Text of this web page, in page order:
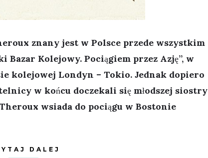
znany jest w Polsce przede wszystkim
Kolejowy. Pociągiem przez Azję”, w
kolejowej Londyn – Tokio. Jednak dopiero
w końcu doczekali się młodszej siostry
wsiada do pociągu w Bostonie
DALEJ